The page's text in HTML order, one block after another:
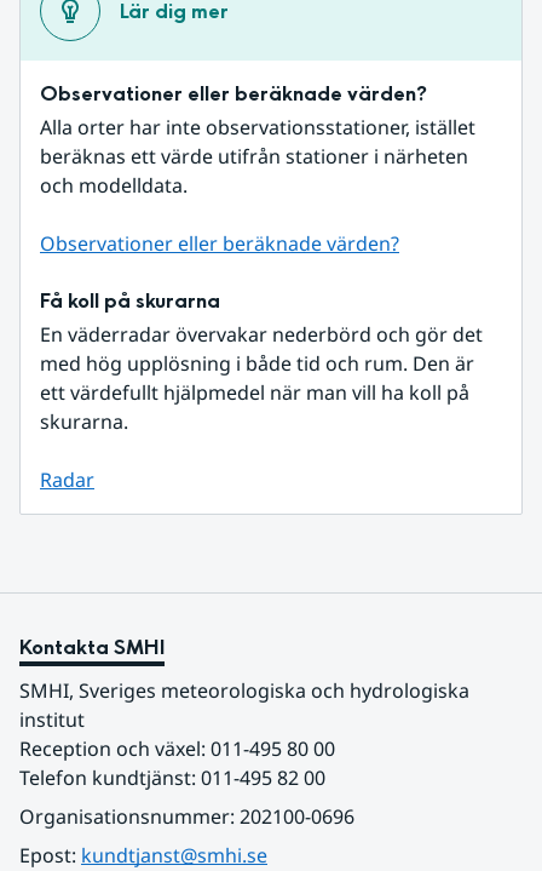
Lär dig mer
Observationer eller beräknade värden?
Alla orter har inte observationsstationer, istället
beräknas ett värde utifrån stationer i närheten
och modelldata.
Observationer eller beräknade värden?
Få koll på skurarna
En väderradar övervakar nederbörd och gör det
med hög upplösning i både tid och rum. Den är
ett värdefullt hjälpmedel när man vill ha koll på
skurarna.
Radar
Kontakta SMHI
SMHI, Sveriges meteorologiska och hydrologiska
institut
Reception och växel: 011-495 80 00
Telefon kundtjänst: 011-495 82 00
Organisationsnummer: 202100-0696
Epost: kundtjanst@smhi.se